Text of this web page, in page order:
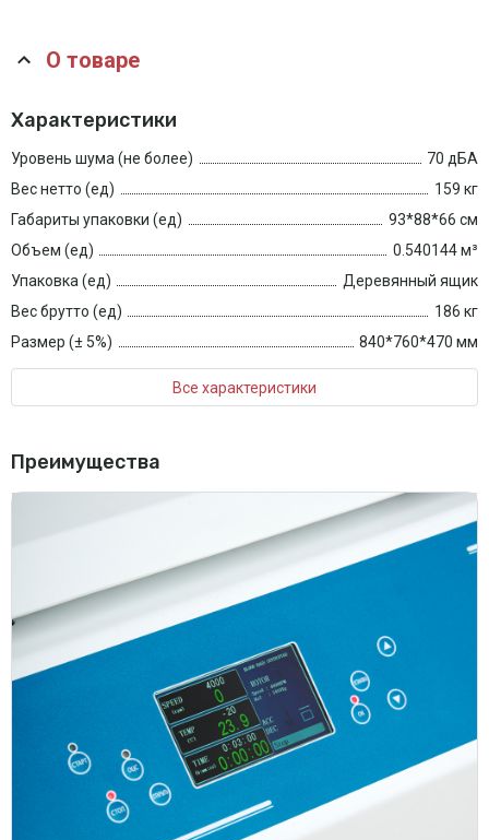
О товаре
Характеристики
Уровень шума (не более)
70 дБА
Вес нетто (ед)
159 кг
Габариты упаковки (ед)
93*88*66 см
Объем (ед)
0.540144 м³
Упаковка (ед)
Деревянный ящик
Вес брутто (ед)
186 кг
Размер (± 5%)
840*760*470 мм
Все характеристики
Преимущества